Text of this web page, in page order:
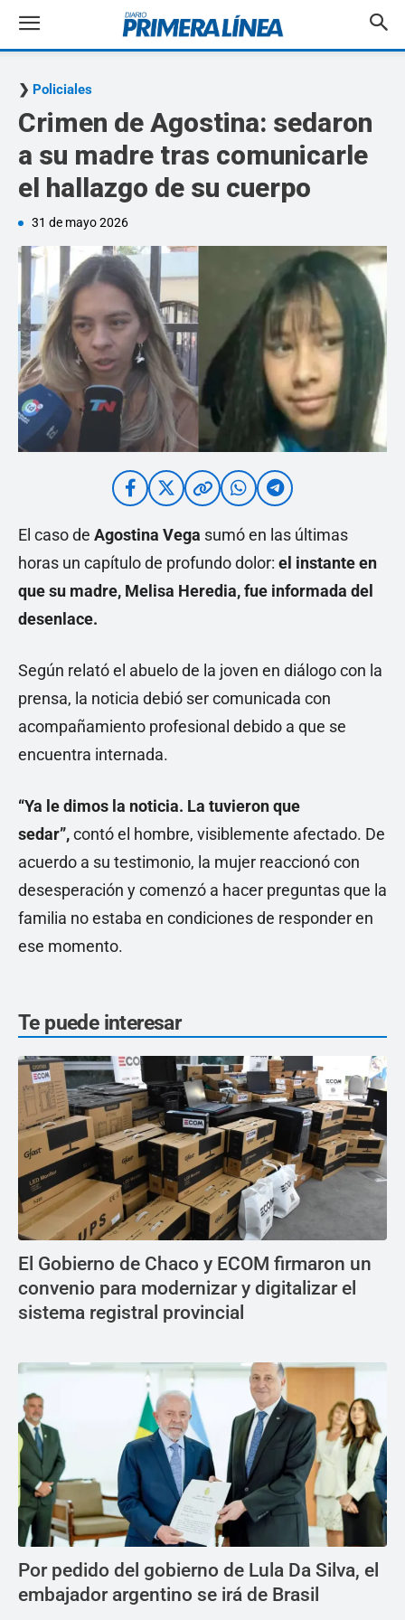
Policiales
Crimen de Agostina: sedaron
a su madre tras comunicarle
el hallazgo de su cuerpo
31 de mayo 2026
El caso de Agostina Vega sumó en las últimas
horas un capítulo de profundo dolor: el instante en
que su madre, Melisa Heredia, fue informada del
desenlace.
Según relató el abuelo de la joven en diálogo con la
prensa, la noticia debió ser comunicada con
acompañamiento profesional debido a que se
encuentra internada.
“Ya le dimos la noticia. La tuvieron que
sedar”,contó el hombre, visiblemente afectado. De
acuerdo a su testimonio, la mujer reaccionó con
desesperación y comenzó a hacer preguntas que la
familia no estaba en condiciones de responder en
ese momento.
Te puede interesar
El Gobierno de Chaco y ECOM firmaron un
convenio para modernizar y digitalizar el
sistema registral provincial
Por pedido del gobierno de Lula Da Silva, el
embajador argentino se irá de Brasil